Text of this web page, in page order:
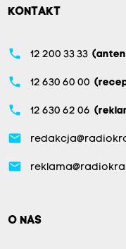
KONTAKT
phone 12 200 33 33
phone 12 630 60 00
phone 12 630 62 06
email
email
O NAS